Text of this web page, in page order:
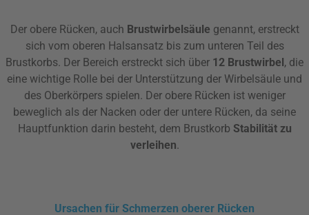
Der obere Rücken, auch Brustwirbelsäule genannt, erstreckt
sich vom oberen Halsansatz bis zum unteren Teil des
Brustkorbs. Der Bereich erstreckt sich über 12 Brustwirbel, die
eine wichtige Rolle bei der Unterstützung der Wirbelsäule und
des Oberkörpers spielen. Der obere Rücken ist weniger
beweglich als der Nacken oder der untere Rücken, da seine
Hauptfunktion darin besteht, dem Brustkorb Stabilität zu
verleihen.
Ursachen für Schmerzen oberer Rücken